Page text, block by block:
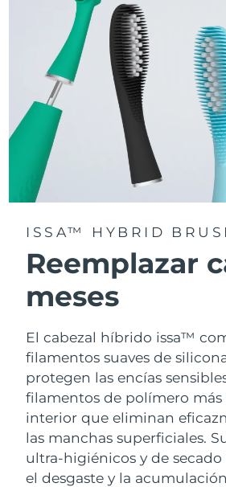
la app FOREO For You.
ISSA™ HYBRID
Reemplazar
meses
El cabezal híbrido issa™
filamentos suaves de
protegen las encías
filamentos de polímero más
interior que eliminan
las manchas superficiales.
ultra-higiénicos y de secado
el desgaste y la